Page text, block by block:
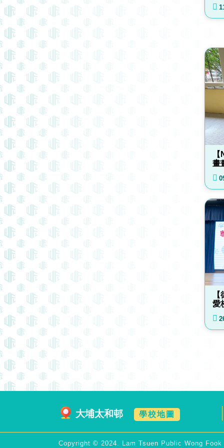
畫
愛
大埔太和邨 學校地圖
Copyright © 2024. Lam Tsuen Public Wong